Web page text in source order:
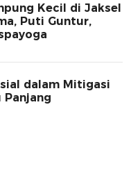
Kecil di Jaksel
Puti Guntur,
dalam Mitigasi
Panjang